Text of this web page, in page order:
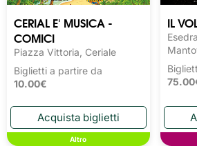
CERIAL E' MUSICA -
COMICI
Piazza Vittoria, Ceriale
Biglietti a partire da
10.00€
Altro
IL